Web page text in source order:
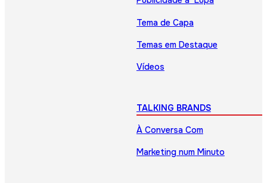
Tema de Capa
Temas em Destaque
Vídeos
TALKING BRANDS
À Conversa Com
Marketing num Minuto